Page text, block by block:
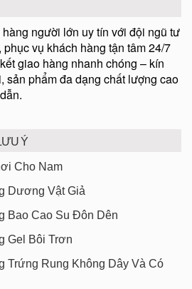
người lớn uy tín với đội ngũ tư
vụ khách hàng tận tâm 24/7
giao hàng nhanh chóng – kín
sản phẩm đa dạng chất lượng cao
Ý
Cho Nam
Dương Vật Giả
Bao Cao Su Đôn Dên
Gel Bôi Trơn
Trứng Rung Không Dây Và Có